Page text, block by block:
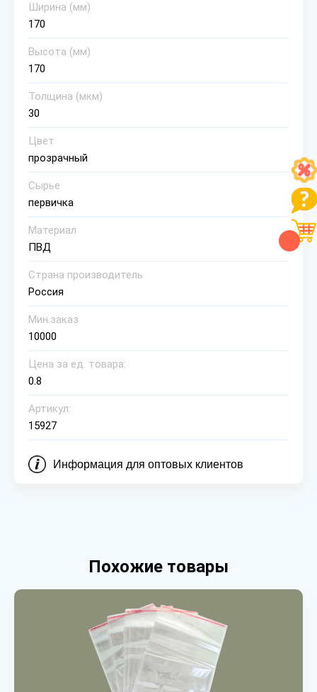
Ширина (мм)
170
Высота (мм)
170
Толщина (мкм)
30
Цвет
прозрачный
Сырье
первичка
Материал
ПВД
Страна производитель
Россия
Мин.заказ
10000
Цена за ед. товара:
0.8
Артикул:
15927
Информация для оптовых клиентов
Похожие товары